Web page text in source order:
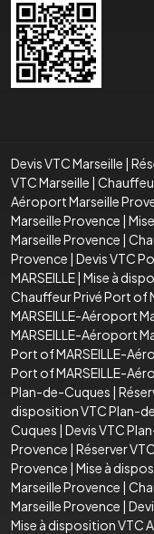
Devis VTC Marseille |
VTC Marseille |
Aéroport Marseille
Marseille Provence |
Marseille Provence |
Provence | Devis VTC
MARSEILLE| Mise à
Chauffeur Privé Port of
MARSEILLE-Aéroport
MARSEILLE-Aéroport
Port of MARSEILLE-
Port of MARSEILLE-
Plan-de-Cuques |
disposition VTC Plan-
Cuques | Devis VTC
Provence | Réserver
Provence | Mise à
Marseille Provence |
Marseille Provence |
Mise à disposition VTC